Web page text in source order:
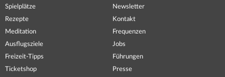
Spielplätze
Rezepte
Meditation
Ausflugsziele
Freizeit-Tipps
Ticketshop
Newsletter
Kontakt
Frequenzen
Jobs
Führungen
Presse